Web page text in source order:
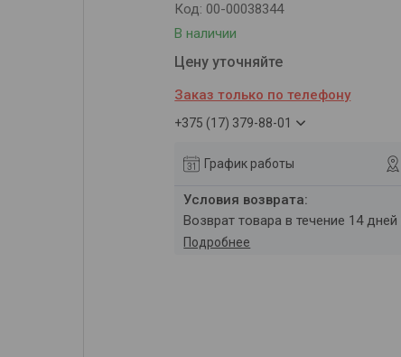
В наличии
Код: 00-00038344
Цену уточняйте
Заказ только по телефону
+375 (17) 379-88-01
График работы
возврат товара в течение 14 дней
Подробнее